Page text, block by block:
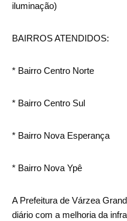
iluminação)
BAIRROS ATENDIDOS:
* Bairro Centro Norte
* Bairro Centro Sul
* Bairro Nova Esperança
* Bairro Nova Ypê
A Prefeitura de Várzea
diário com a melhoria da